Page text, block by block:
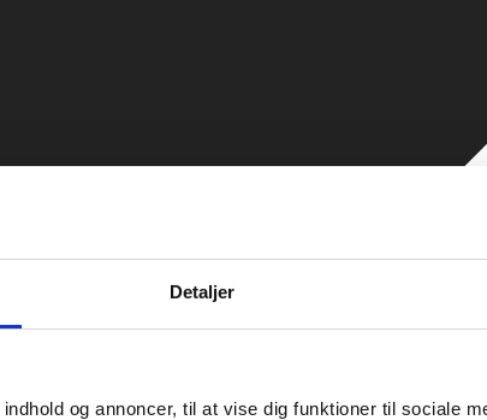
Detaljer
og annoncer, til at vise dig funktioner til sociale